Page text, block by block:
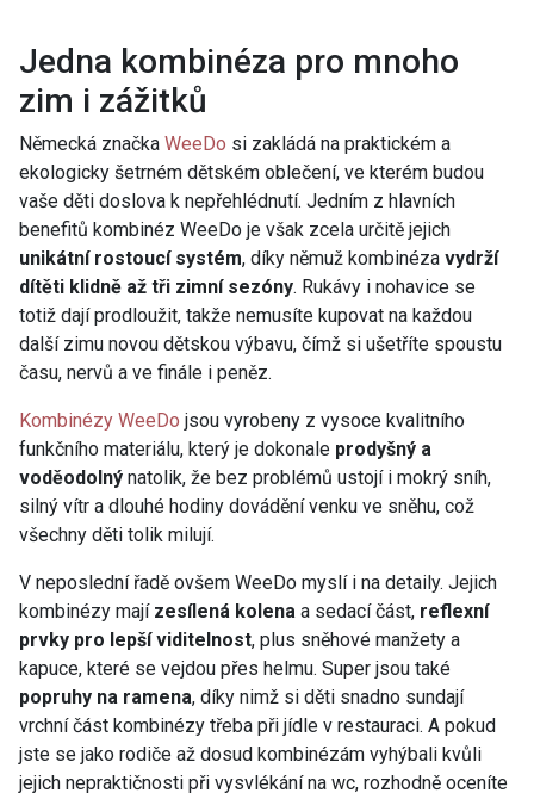
Jedna kombinéza pro mnoho
zim i zážitků
Německá značka WeeDo si zakládá na praktickém a
ekologicky šetrném dětském oblečení, ve kterém budou
vaše děti doslova k nepřehlédnutí. Jedním z hlavních
benefitů kombinéz WeeDo je však zcela určitě jejich
unikátní rostoucí systém, díky němuž kombinéza vydrží
dítěti klidně až tři zimní sezóny. Rukávy i nohavice se
totiž dají prodloužit, takže nemusíte kupovat na každou
další zimu novou dětskou výbavu, čímž si ušetříte spoustu
času, nervů a ve finále i peněz.
Kombinézy WeeDo jsou vyrobeny z vysoce kvalitního
funkčního materiálu, který je dokonale prodyšný a
voděodolný natolik, že bez problémů ustojí i mokrý sníh,
silný vítr a dlouhé hodiny dovádění venku ve sněhu, což
všechny děti tolik milují.
V neposlední řadě ovšem WeeDo myslí i na detaily. Jejich
kombinézy mají zesílená kolena a sedací část, reflexní
prvky pro lepší viditelnost, plus sněhové manžety a
kapuce, které se vejdou přes helmu. Super jsou také
popruhy na ramena, díky nimž si děti snadno sundají
vrchní část kombinézy třeba při jídle v restauraci. A pokud
jste se jako rodiče až dosud kombinézám vyhýbali kvůli
jejich nepraktičnosti při vysvlékání na wc, rozhodně oceníte